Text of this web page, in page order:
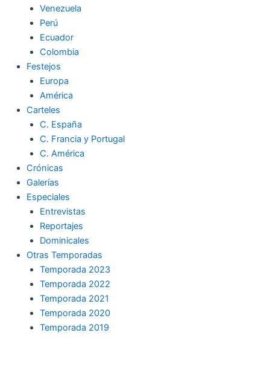
k
Venezuela
Perú
Ecuador
Colombia
Festejos
Europa
América
Carteles
C. España
C. Francia y Portugal
C. América
Crónicas
Galerías
Especiales
Entrevistas
Reportajes
Dominicales
Otras Temporadas
Temporada 2023
Temporada 2022
Temporada 2021
Temporada 2020
Temporada 2019